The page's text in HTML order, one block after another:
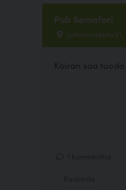
Pub Semafori
Juhannuskatu 21,
Koiran saa